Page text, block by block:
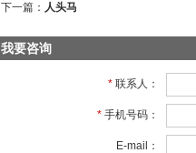
下一篇： 人头马
我要咨询
* 联系人：
* 手机号码：
E-mail：